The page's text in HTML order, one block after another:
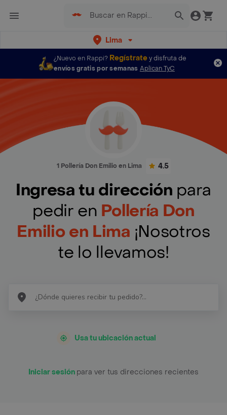
Lima
¿Nuevo en Rappi? Regístratey disfruta de
envíos gratis por semanas Aplican TyC
1 Pollería Don Emilio en Lima 4.5
Ingresa tu dirección para
pedir en Pollería Don
Emilio en Lima ¡Nosotros
te lo llevamos!
Usa tu ubicación actual
Iniciar sesión para ver tus direcciones recientes